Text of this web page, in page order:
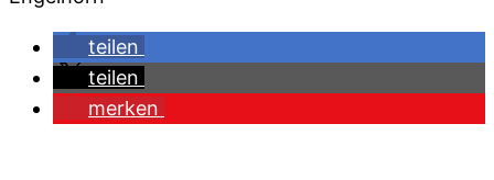
teilen
teilen
merken